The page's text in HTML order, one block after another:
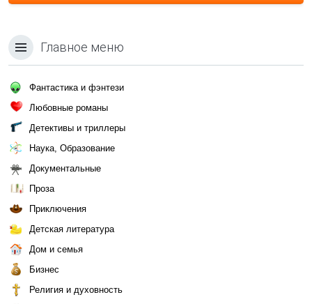
Главное меню
Фантастика и фэнтези
Любовные романы
Детективы и триллеры
Наука, Образование
Документальные
Проза
Приключения
Детская литература
Дом и семья
Бизнес
Религия и духовность